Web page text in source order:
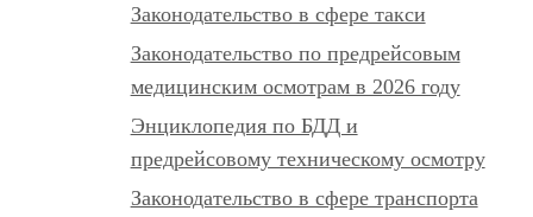
Законодательство в сфере такси
Законодательство по предрейсовым
медицинским осмотрам в 2026 году
Энциклопедия по БДД и
предрейсовому техническому осмотру
Законодательство в сфере транспорта